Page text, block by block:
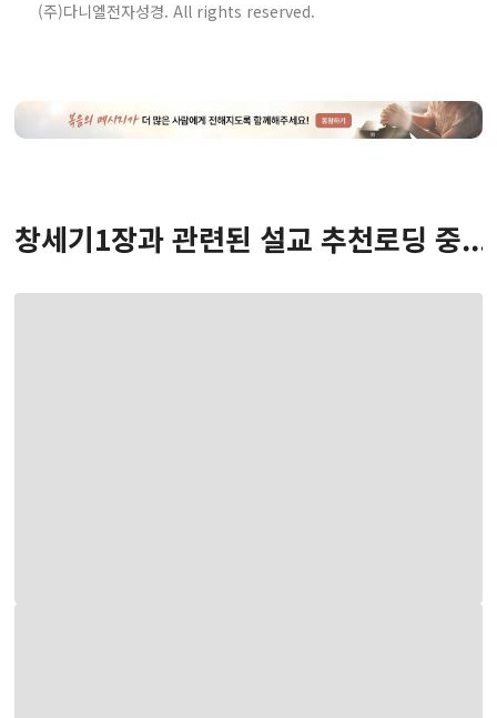
(주)다니엘전자성경. All rights reserved.
창세기1장과 관련된 설교 추천로딩 중...